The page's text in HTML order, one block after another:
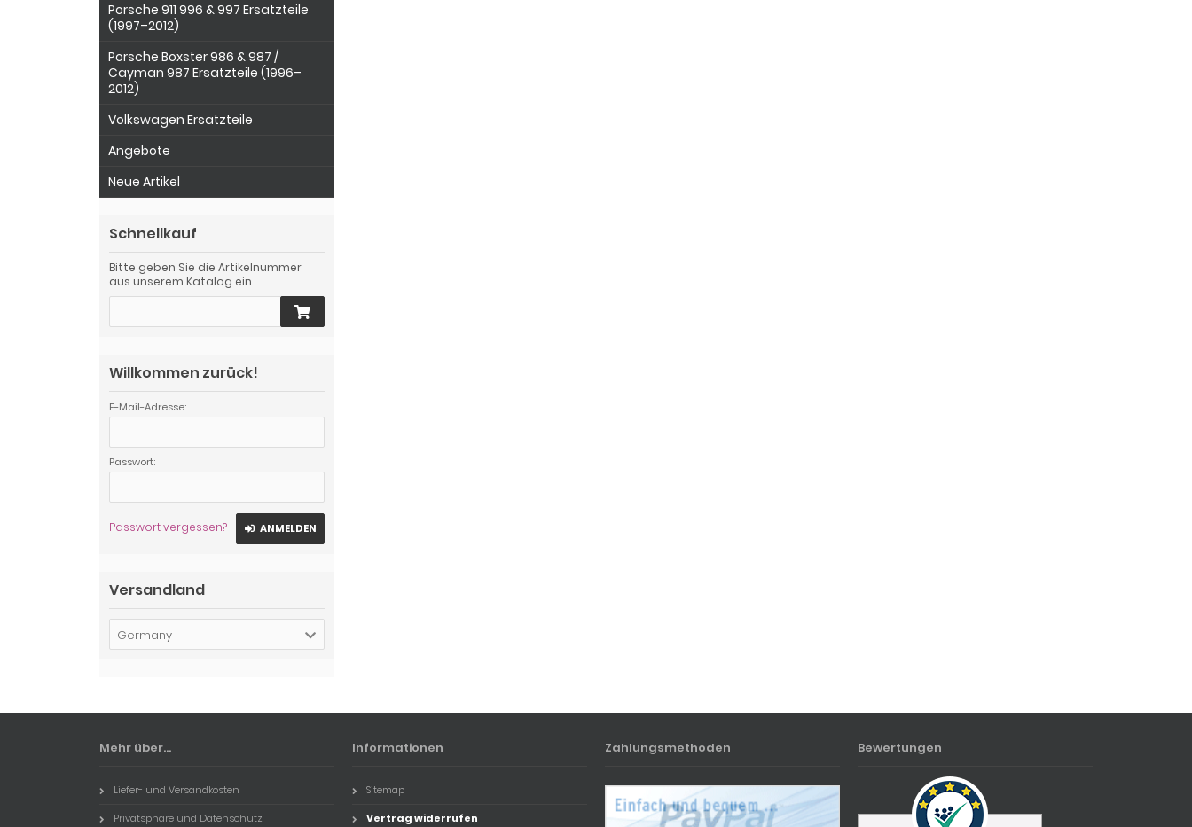
Porsche 911 996 & 997 Ersatzteile
(1997–2012)
Porsche Boxster 986 & 987 /
Cayman 987 Ersatzteile (1996–
2012)
Volkswagen Ersatzteile
Angebote
Neue Artikel
Schnellkauf
Bitte geben Sie die Artikelnummer
aus unserem Katalog ein.
Willkommen zurück!
E-Mail-Adresse:
Passwort:
Passwort vergessen? ANMELDEN
Versandland
Germany
Mehr über...
Liefer- und Versandkosten
Privatsphäre und Datenschutz
Informationen
Sitemap
Vertrag widerrufen
Zahlungsmethoden Bewertungen